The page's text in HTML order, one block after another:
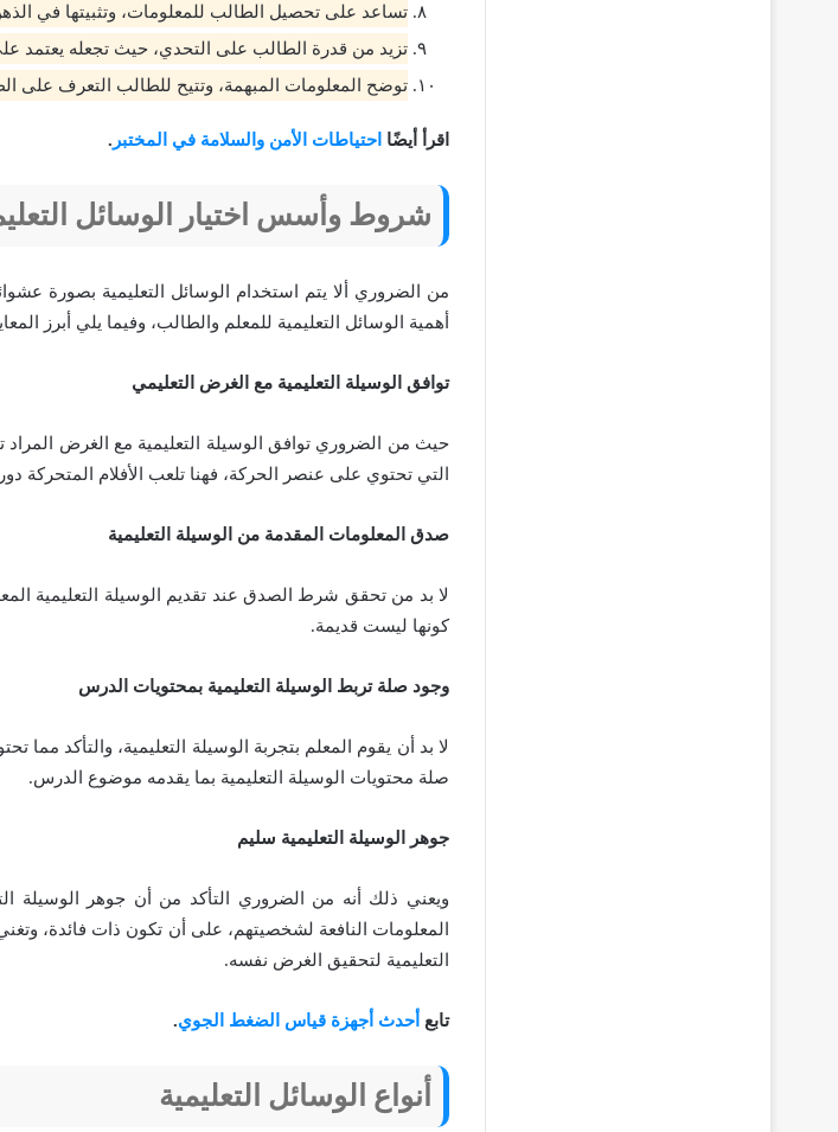
تساعد على تحصيل الطالب للمعلومات، وتثبيتها في
تزيد من قدرة الطالب على التحدي، حيث تجعله يعتمد
توضح المعلومات المبهمة، وتتيح للطالب التعرف على
اقرأ أيضًا احتياطات الأمن والسلامة في المختبر .
شروط وأسس اختيار الوسائل
من الضروري ألا يتم استخدام الوسائل التعليمية بصورة
أهمية الوسائل التعليمية للمعلم والطالب، وفيما يلي أبرز
توافق الوسيلة التعليمية مع الغرض التعليمي
حيث من الضروري توافق الوسيلة التعليمية مع الغرض
التي تحتوي على عنصر الحركة، فهنا تلعب الأفلام المتحركة
صدق المعلومات المقدمة من الوسيلة التعليمية
لا بد من تحقق شرط الصدق عند تقديم الوسيلة التعليمية
كونها ليست قديمة.
وجود صلة تربط الوسيلة التعليمية بمحتويات الدرس
لا بد أن يقوم المعلم بتجربة الوسيلة التعليمية، والتأكد
صلة محتويات الوسيلة التعليمية بما يقدمه موضوع الدرس.
جوهر الوسيلة التعليمية سليم
ويعني ذلك أنه من الضروري التأكد من أن جوهر الوسيلة
المعلومات النافعة لشخصيتهم، على أن تكون ذات فائدة،
التعليمية لتحقيق الغرض نفسه.
تابع أحدث أجهزة قياس الضغط الجوي.
أنواع الوسائل التعليمية